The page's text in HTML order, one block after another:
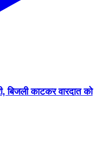
बिजली काटकर वारदात को